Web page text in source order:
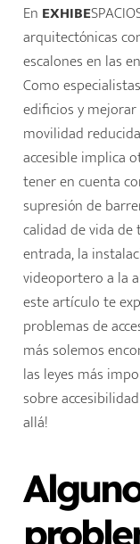
En EXHIBE
arquitectónicas
escalones en las
Como
edificios y
movilidad
accesible implica
tener en cuenta
supresión de
calidad de vida
entrada, la
videoportero a la
este artículo te
problemas de
más solemos
las leyes más
sobre
allá!